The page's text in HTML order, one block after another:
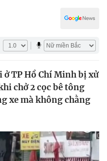
TP Hồ Chí Minh bị xử
chở 2 cọc bê tông
xe mà không chằng